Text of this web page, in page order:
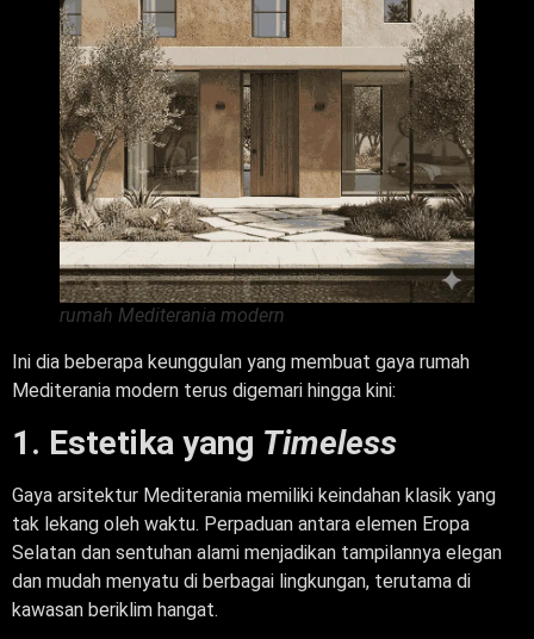
rumah Mediterania modern
Ini dia beberapa keunggulan yang membuat gaya rumah
Mediterania modern terus digemari hingga kini:
1. Estetika yang Timeless
Gaya arsitektur Mediterania memiliki keindahan klasik yang
tak lekang oleh waktu. Perpaduan antara elemen Eropa
Selatan dan sentuhan alami menjadikan tampilannya elegan
dan mudah menyatu di berbagai lingkungan, terutama di
kawasan beriklim hangat.